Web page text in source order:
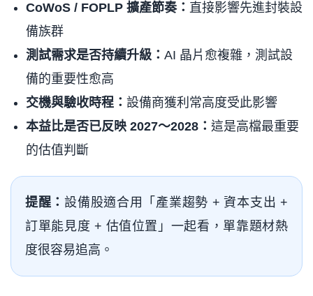
CoWoS / FOPLP 擴產節奏： 直接影響先進封裝設
備族群
測試需求是否持續升級： AI 晶片愈複雜，測試設
備的重要性愈高
交機與驗收時程： 設備商獲利常高度受此影響
本益比是否已反映 2027～2028： 這是高檔最重要
的估值判斷
提醒：設備股適合用「產業趨勢 + 資本支出 +
訂單能見度 + 估值位置」一起看，單靠題材熱
度很容易追高。